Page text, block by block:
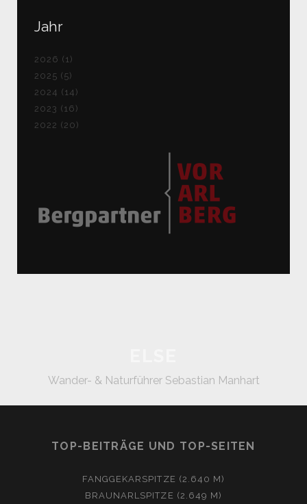
Jahr
2026 (1)
2025 (5)
2024 (14)
2023 (16)
2022 (20)
Wander- & Naturführer Sebastian Manhart
TOP-BEITRÄGE UND TOP-SEITEN
FANGGEKARSPITZE (2.640 M)
BRAUNARLSPITZE (2.649 M)